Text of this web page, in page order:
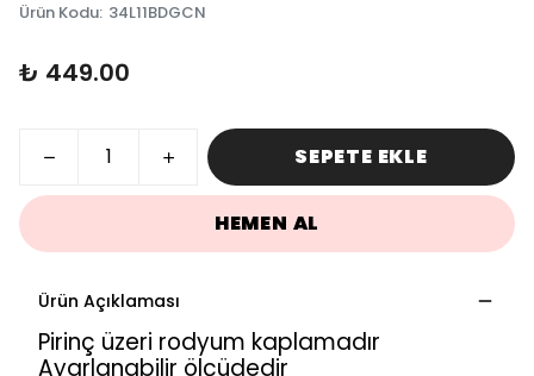
Ürün Kodu: 34L11BDGCN
₺ 449.00
SEPETE EKLE
HEMEN AL
Ürün Açıklaması
Pirinç üzeri rodyum kaplamadır
Ayarlanabilir ölçüdedir